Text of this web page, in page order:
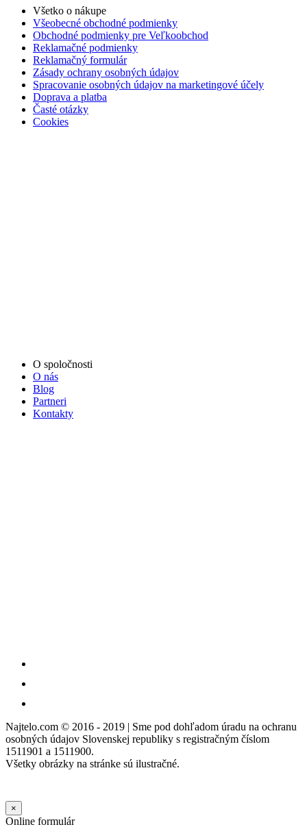
Všetko o nákupe
Všeobecné obchodné podmienky
Obchodné podmienky pre Veľkoobchod
Reklamačné podmienky
Reklamačný formulár
Zásady ochrany osobných údajov
Spracovanie osobných údajov na marketingové účely
Doprava a platba
Časté otázky
Cookies
O spoločnosti
O nás
Blog
Partneri
Kontakty
Najtelo.com © 2016 - 2019 | Sme pod dohľadom úradu na ochranu
osobných údajov Slovenskej republiky s registračným číslom
1511901 a 1511900.
Všetky obrázky na stránke sú ilustračné.
×
Online formulár